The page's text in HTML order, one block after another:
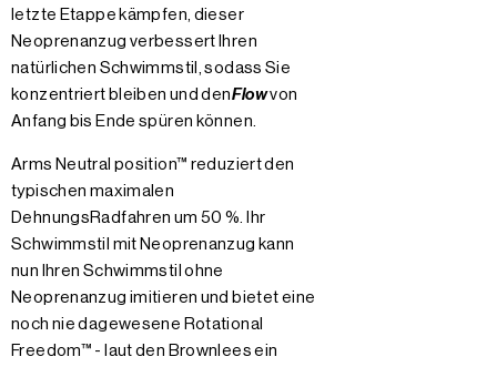
letzte Etappe kämpfen, dieser
Neoprenanzug verbessert Ihren
natürlichen Schwimmstil, sodass Sie
konzentriert bleiben und denFlowvon
Anfang bis Ende spüren können.
Arms Neutral position™ reduziert den
typischen maximalen
DehnungsRadfahren um 50 %. Ihr
Schwimmstil mit Neoprenanzug kann
nun Ihren Schwimmstil ohne
Neoprenanzug imitieren und bietet eine
noch nie dagewesene Rotational
Freedom™ - laut den Brownlees ein